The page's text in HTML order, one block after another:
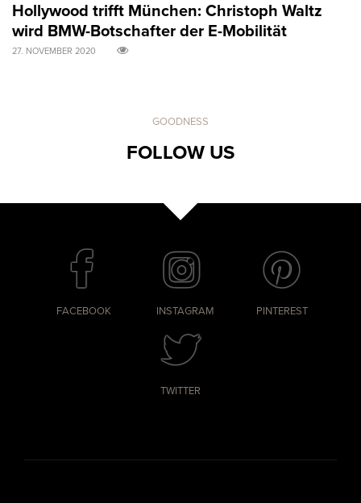
Hollywood trifft München: Christoph Waltz
wird BMW-Botschafter der E-Mobilität
27. NOVEMBER 2020
GOODNESS
FOLLOW US
FACEBOOK INSTAGRAM PINTEREST
TWITTER